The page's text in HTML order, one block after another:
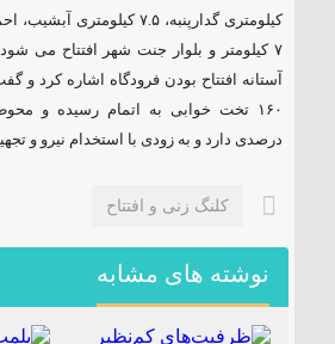
کیلومتری گدارپنبه، ۷.۵
۷ کیلومتر و بلوار جنت شهر افتتاح می
آستانه افتتاح بودن فرودگاه اشاره کرد و
درصدی دارد و به زودی با استخدام نیرو و
کلنگ زنی و افتتاح
نوشته های مشابه